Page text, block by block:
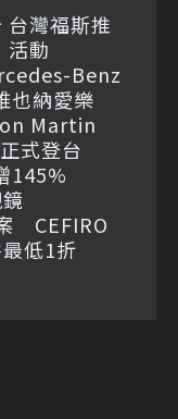
台灣福斯推
活動
Benz
也納愛樂
Martin
式登台
145%
CEFIRO
低1折